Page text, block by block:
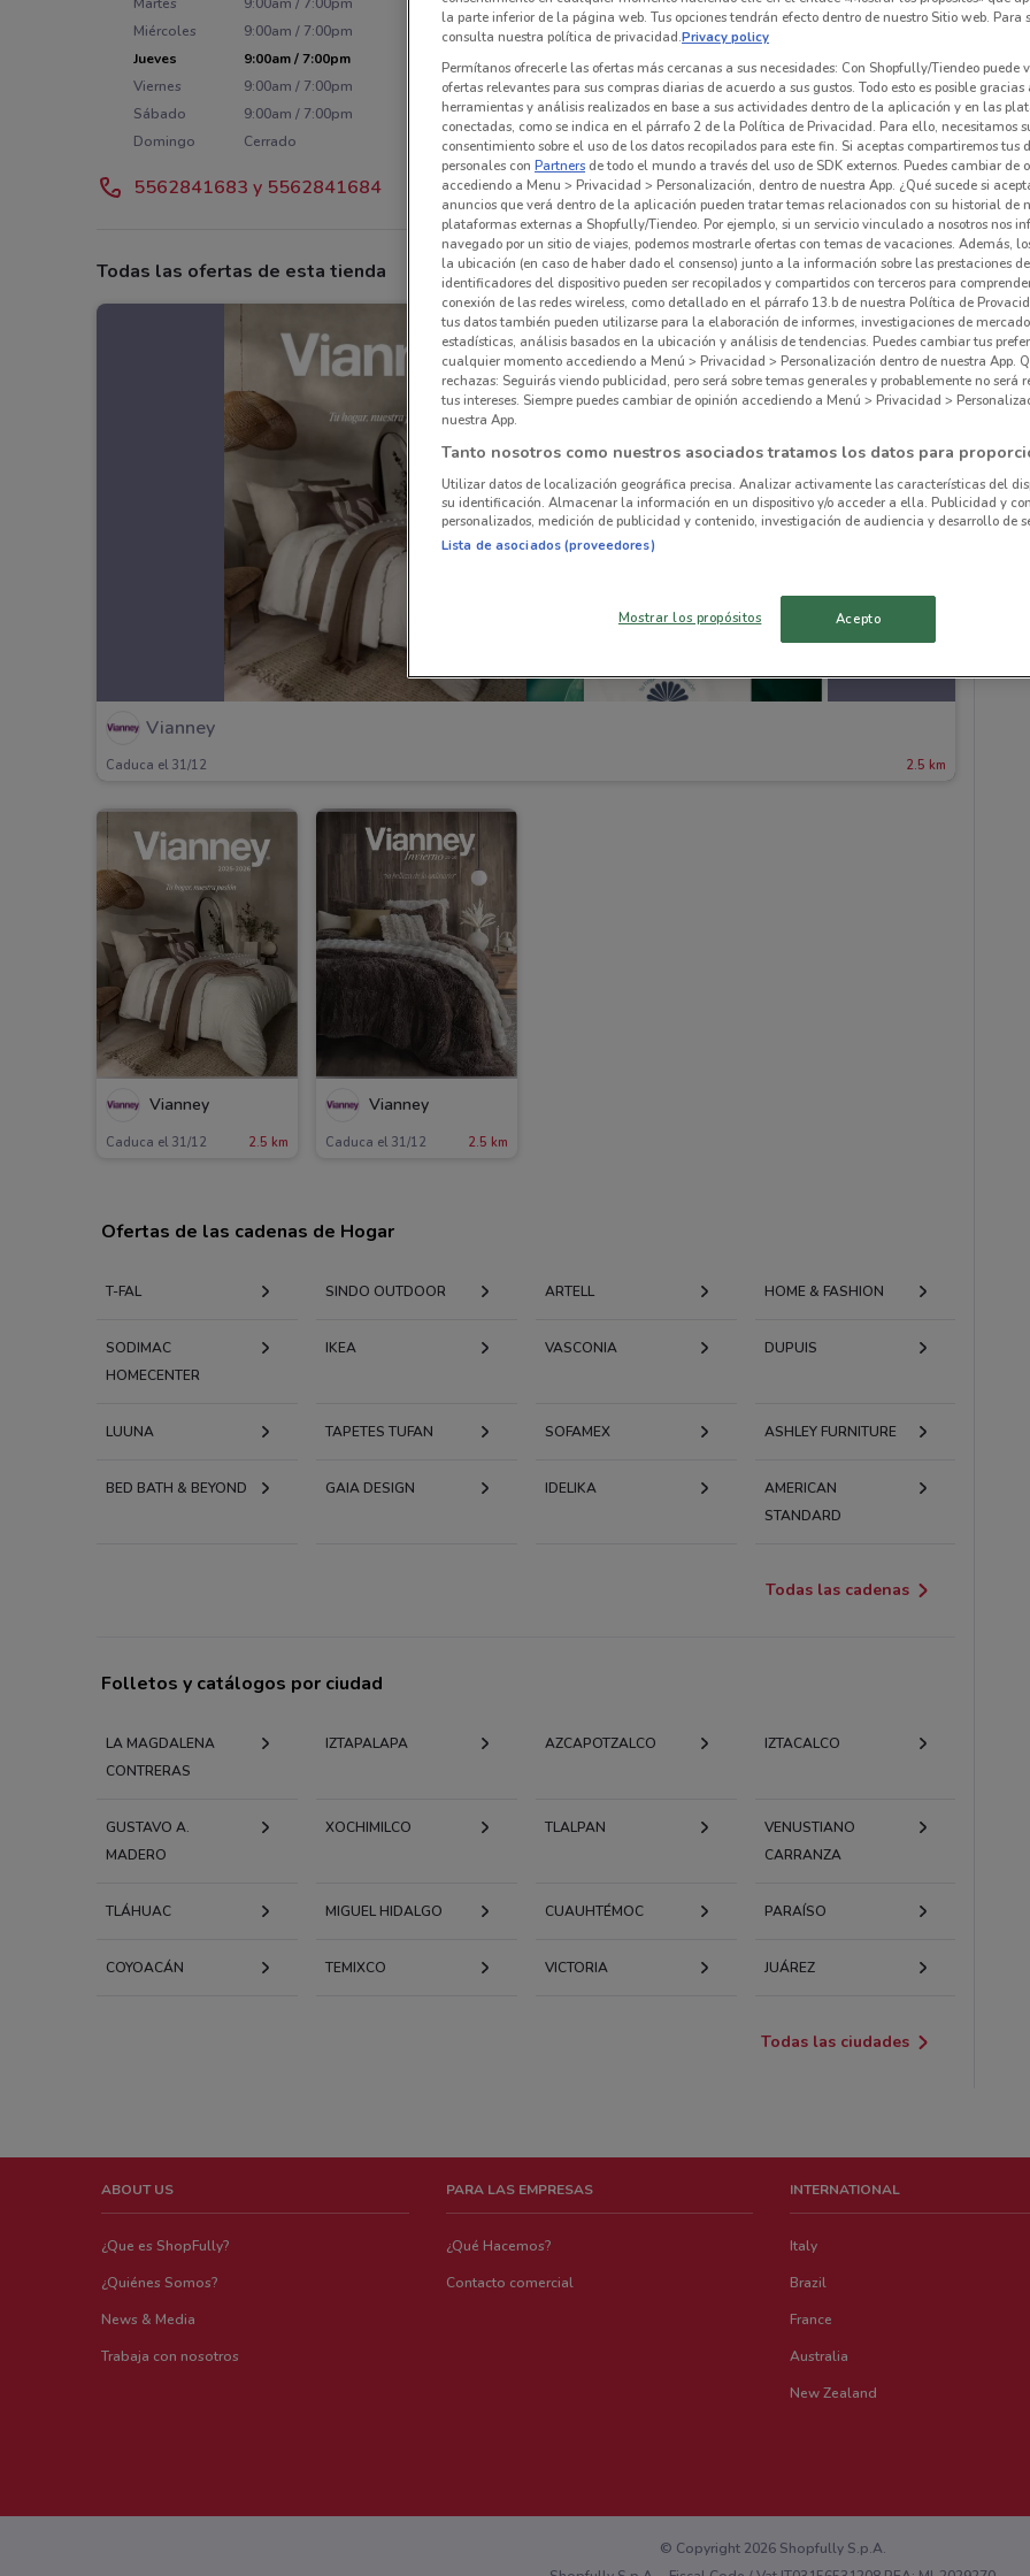
Miércoles
9:00am / 7:00pm
Jueves
9:00am / 7:00pm
Viernes
9:00am / 7:00pm
Sábado
9:00am / 7:00pm
Domingo
Cerrado
5562841683 y 5562841684
Todas las ofertas de esta tienda
Vianney
Caduca el 31/12 2.5 km
Vianney
Caduca el 31/12 2.5 km
Vianney
Caduca el 31/12 2.5 km
Ofertas de las cadenas de Hogar
T-FAL SINDO OUTDOOR ARTELL HOME & FASHION
SODIMAC
HOMECENTER
IKEA VASCONIA DUPUIS
LUUNA TAPETES TUFAN SOFAMEX ASHLEY FURNITURE
BED BATH & BEYOND GAIA DESIGN IDELIKA
AMERICAN
STANDARD
Todas las cadenas
Folletos y catálogos por ciudad
LA MAGDALENA
CONTRERAS
IZTAPALAPA AZCAPOTZALCO IZTACALCO
GUSTAVO A.
MADERO
XOCHIMILCO TLALPAN
VENUSTIANO
CARRANZA
TLÁHUAC MIGUEL HIDALGO CUAUHTÉMOC PARAÍSO
COYOACÁN TEMIXCO VICTORIA JUÁREZ
Todas las ciudades
ABOUT US
¿Que es ShopFully?
¿Quiénes Somos?
News & Media
Trabaja con nosotros
PARA LAS EMPRESAS
¿Qué Hacemos?
Contacto comercial
INTERNATIONAL
Italy
Brazil
France
Australia
New Zealand
© Copyright 2026 Shopfully S.p.A.
la parte inferior de la página web. Tus opciones tendrán efecto dentro de nuestro Sitio web. Para
consulta nuestra política de privacidad.Privacy policy
Permítanos ofrecerle las ofertas más cercanas a sus necesidades: Con Shopfully/Tiendeo puede
ofertas relevantes para sus compras diarias de acuerdo a sus gustos. Todo esto es posible gracias
herramientas y análisis realizados en base a sus actividades dentro de la aplicación y en las
conectadas, como se indica en el párrafo 2 de la Política de Privacidad. Para ello, necesitamos
consentimiento sobre el uso de los datos recopilados para este fin. Si aceptas compartiremos tus
personales con Partners de todo el mundo a través del uso de SDK externos. Puedes cambiar de
accediendo a Menu > Privacidad > Personalización, dentro de nuestra App. ¿Qué sucede si
anuncios que verá dentro de la aplicación pueden tratar temas relacionados con su historial de
plataformas externas a Shopfully/Tiendeo. Por ejemplo, si un servicio vinculado a nosotros nos
navegado por un sitio de viajes, podemos mostrarle ofertas con temas de vacaciones. Además,
la ubicación (en caso de haber dado el consenso) junto a la información sobre las prestaciones
identificadores del dispositivo pueden ser recopilados y compartidos con terceros para
conexión de las redes wireless, como detallado en el párrafo 13.b de nuestra Política de
tus datos también pueden utilizarse para la elaboración de informes, investigaciones de
estadísticas, análisis basados en la ubicación y análisis de tendencias. Puedes cambiar tus
cualquier momento accediendo a Menú > Privacidad > Personalización dentro de nuestra App.
rechazas: Seguirás viendo publicidad, pero será sobre temas generales y probablemente no será
tus intereses. Siempre puedes cambiar de opinión accediendo a Menú > Privacidad >
nuestra App.
Tanto nosotros como nuestros asociados tratamos los datos para
Utilizar datos de localización geográfica precisa. Analizar activamente las características del
su identificación. Almacenar la información en un dispositivo y/o acceder a ella. Publicidad y
personalizados, medición de publicidad y contenido, investigación de audiencia y desarrollo de
Lista de asociados (proveedores)
Mostrar los propósitos Acepto